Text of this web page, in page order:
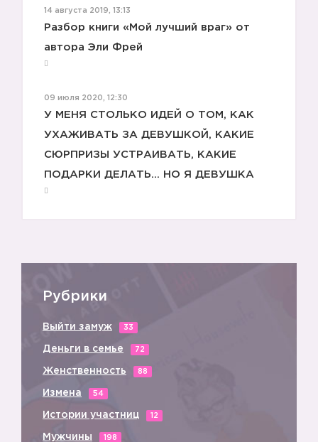
🚫
14 августа 2019, 13:13
Разбор книги «Мой лучший враг» от
автора Эли Фрей
09 июля 2020, 12:30
У МЕНЯ СТОЛЬКО ИДЕЙ О ТОМ, КАК
УХАЖИВАТЬ ЗА ДЕВУШКОЙ, КАКИЕ
СЮРПРИЗЫ УСТРАИВАТЬ, КАКИЕ
ПОДАРКИ ДЕЛАТЬ... НО Я ДЕВУШКА
Рубрики
Выйти замуж 33
Деньги в семье 72
Женственность 88
Измена 54
Истории участниц 12
Мужчины 198